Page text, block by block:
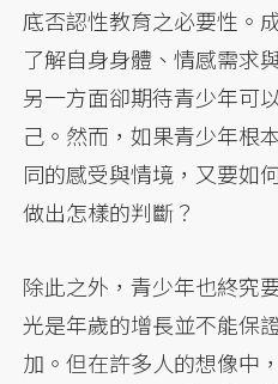
底否認性教育之必要性。
了解自身身體、情感需求
另一方面卻期待青少年可
己。然而，如果青少年根
同的感受與情境，又要如
做出怎樣的判斷？
除此之外，青少年也終究
光是年歲的增長並不能保
加。但在許多人的想像中